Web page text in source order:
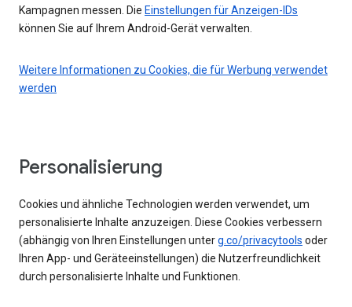
Kampagnen messen. Die Einstellungen für Anzeigen-IDs
können Sie auf Ihrem Android-Gerät verwalten.
Weitere Informationen zu Cookies, die für Werbung verwendet
werden
Personalisierung
Cookies und ähnliche Technologien werden verwendet, um
personalisierte Inhalte anzuzeigen. Diese Cookies verbessern
(abhängig von Ihren Einstellungen unterg.co/privacytools oder
Ihren App- und Geräteeinstellungen) die Nutzerfreundlichkeit
durch personalisierte Inhalte und Funktionen.